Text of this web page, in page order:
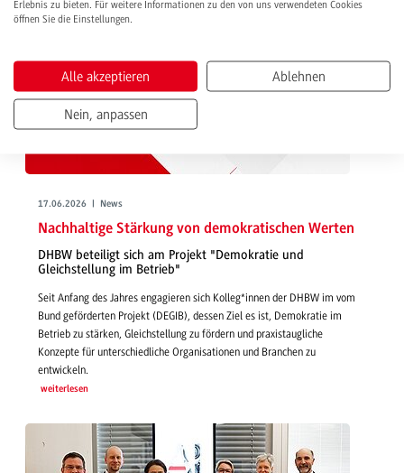
17.06.2026 | News
Nachhaltige Stärkung von demokratischen Werten
DHBW beteiligt sich am Projekt "Demokratie und
Gleichstellung im Betrieb"
Seit Anfang des Jahres engagieren sich Kolleg*innen der DHBW im vom
Bund geförderten Projekt (DEGIB), dessen Ziel es ist, Demokratie im
Betrieb zu stärken, Gleichstellung zu fördern und praxistaugliche
Konzepte für unterschiedliche Organisationen und Branchen zu
entwickeln.
weiterlesen
Erlebnis zu bieten. Für weitere Informationen zu den von uns verwendeten Cookies
öffnen Sie die Einstellungen.
Alle akzeptieren Ablehnen
Nein, anpassen